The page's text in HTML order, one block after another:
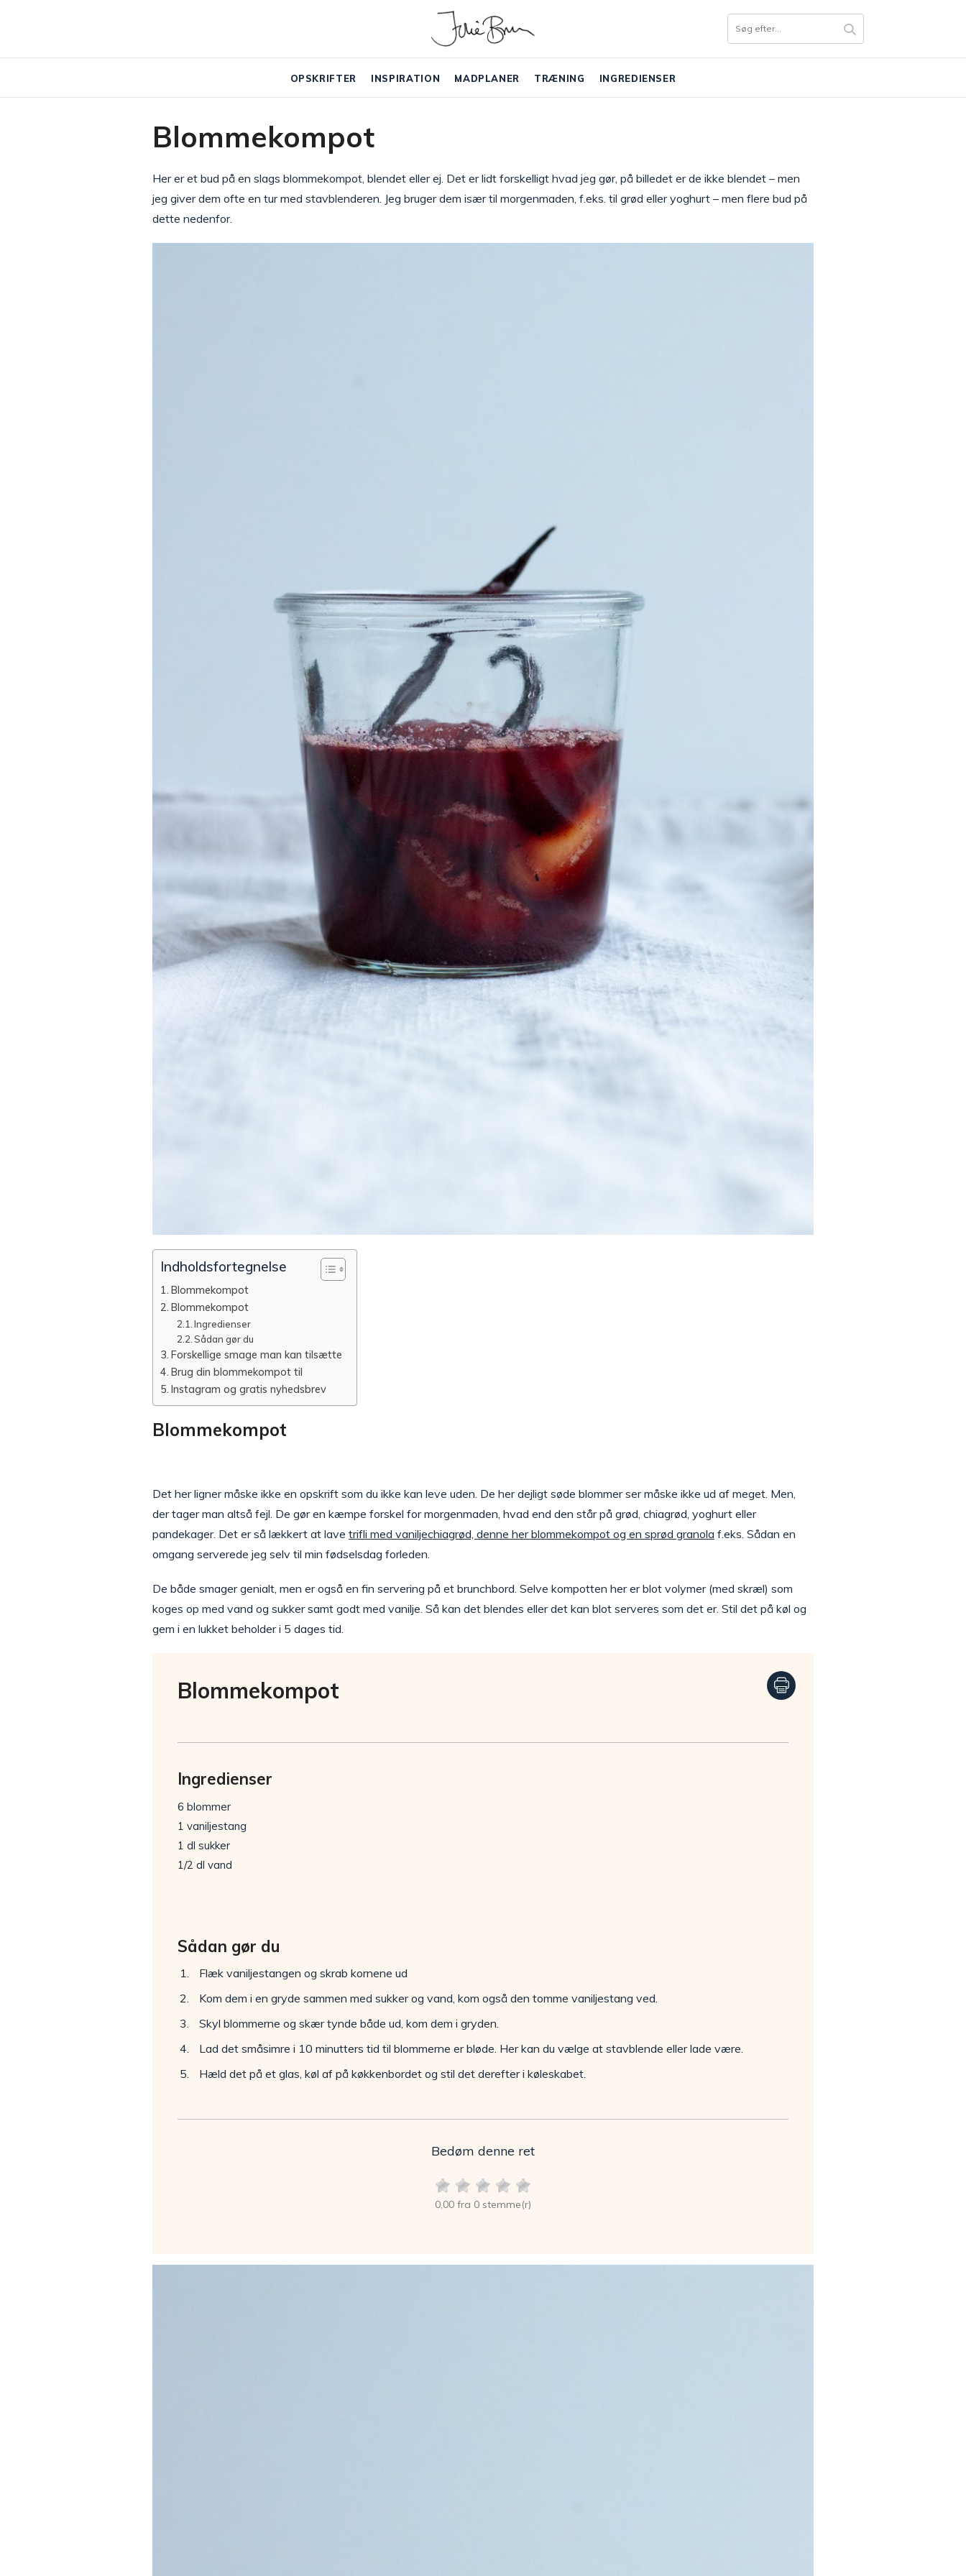
OPSKRIFTER INSPIRATION MADPLANER TRÆNING INGREDIENSER
Blommekompot
Her er et bud på en slags blommekompot, blendet eller ej. Det er lidt forskelligt hvad jeg gør, på billedet er de ikke blendet – men
jeg giver dem ofte en tur med stavblenderen. Jeg bruger dem især til morgenmaden, f.eks. til grød eller yoghurt – men flere bud på
dette nedenfor.
Indholdsfortegnelse
Blommekompot
Blommekompot
Ingredienser
Sådan gør du
Forskellige smage man kan tilsætte
Brug din blommekompot til
Instagram og gratis nyhedsbrev
Blommekompot
Det her ligner måske ikke en opskrift som du ikke kan leve uden. De her dejligt søde blommer ser måske ikke ud af meget. Men,
der tager man altså fejl. De gør en kæmpe forskel for morgenmaden, hvad end den står på grød, chiagrød, yoghurt eller
pandekager. Det er så lækkert at lave trifli med vaniljechiagrød, denne her blommekompot og en sprød granola f.eks. Sådan en
omgang serverede jeg selv til min fødselsdag forleden.
De både smager genialt, men er også en fin servering på et brunchbord. Selve kompotten her er blot volymer (med skræl) som
koges op med vand og sukker samt godt med vanilje. Så kan det blendes eller det kan blot serveres som det er. Stil det på køl og
gem i en lukket beholder i 5 dages tid.
Blommekompot
Ingredienser
6 blommer
1 vaniljestang
1 dl sukker
1/2 dl vand
Sådan gør du
Flæk vaniljestangen og skrab kornene ud
Kom dem i en gryde sammen med sukker og vand, kom også den tomme vaniljestang ved.
Skyl blommerne og skær tynde både ud, kom dem i gryden.
Lad det småsimre i 10 minutters tid til blommerne er bløde. Her kan du vælge at stavblende eller lade være.
Hæld det på et glas, køl af på køkkenbordet og stil det derefter i køleskabet.
Bedøm denne ret
0,00 fra 0 stemme(r)